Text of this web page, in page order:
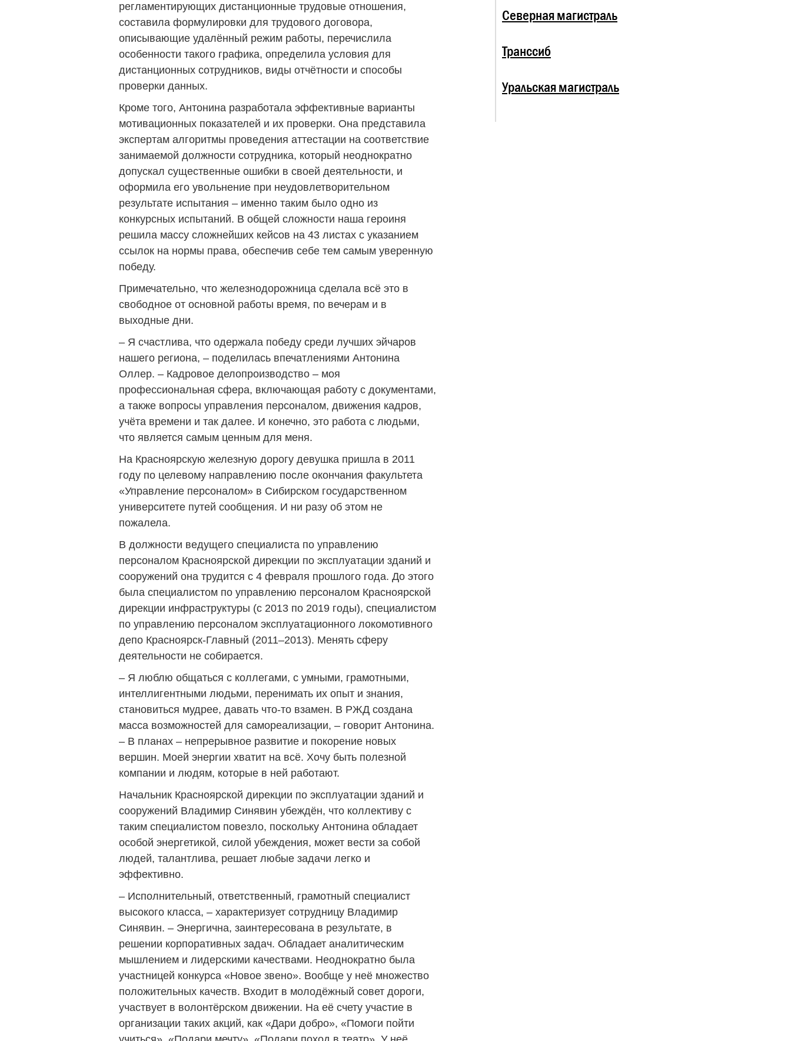
регламентирующих дистанционные трудовые отношения,
составила формулировки для трудового договора,
описывающие удалённый режим работы, перечислила
особенности такого графика, определила условия для
дистанционных сотрудников, виды отчётности и способы
проверки данных.
Кроме того, Антонина разработала эффективные варианты
мотивационных показателей и их проверки. Она представила
экспертам алгоритмы проведения аттестации на соответствие
занимаемой должности сотрудника, который неоднократно
допускал существенные ошибки в своей деятельности, и
оформила его увольнение при неудовлетворительном
результате испытания – именно таким было одно из
конкурсных испытаний. В общей сложности наша героиня
решила массу сложнейших кейсов на 43 листах с указанием
ссылок на нормы права, обеспечив себе тем самым уверенную
победу.
Примечательно, что железнодорожница сделала всё это в
свободное от основной работы время, по вечерам и в
выходные дни.
– Я счастлива, что одержала победу среди лучших эйчаров
нашего региона, – поделилась впечатлениями Антонина
Оллер. – Кадровое делопроизводство – моя
профессиональная сфера, включающая работу с документами,
а также вопросы управления персоналом, движения кадров,
учёта времени и так далее. И конечно, это работа с людьми,
что является самым ценным для меня.
На Красноярскую железную дорогу девушка пришла в 2011
году по целевому направлению после окончания факультета
«Управление персоналом» в Сибирском государственном
университете путей сообщения. И ни разу об этом не
пожалела.
В должности ведущего специалиста по управлению
персоналом Красноярской дирекции по эксплуатации зданий и
сооружений она трудится с 4 февраля прошлого года. До этого
была специалистом по управлению персоналом Красноярской
дирекции инфраструктуры (с 2013 по 2019 годы), специалистом
по управлению персоналом эксплуатационного локомотивного
депо Красноярск-Главный (2011–2013). Менять сферу
деятельности не собирается.
– Я люблю общаться с коллегами, с умными, грамотными,
интеллигентными людьми, перенимать их опыт и знания,
становиться мудрее, давать что-то взамен. В РЖД создана
масса возможностей для самореализации, – говорит Антонина.
– В планах – непрерывное развитие и покорение новых
вершин. Моей энергии хватит на всё. Хочу быть полезной
компании и людям, которые в ней работают.
Начальник Красноярской дирекции по эксплуатации зданий и
сооружений Владимир Синявин убеждён, что коллективу с
таким специалистом повезло, поскольку Антонина обладает
особой энергетикой, силой убеждения, может вести за собой
людей, талантлива, решает любые задачи легко и
эффективно.
– Исполнительный, ответственный, грамотный специалист
высокого класса, – характеризует сотрудницу Владимир
Синявин. – Энергична, заинтересована в результате, в
решении корпоративных задач. Обладает аналитическим
мышлением и лидерскими качествами. Неоднократно была
участницей конкурса «Новое звено». Вообще у неё множество
положительных качеств. Входит в молодёжный совет дороги,
участвует в волонтёрском движении. На её счету участие в
организации таких акций, как «Дари добро», «Помоги пойти
Северная магистраль
Транссиб
Уральская магистраль